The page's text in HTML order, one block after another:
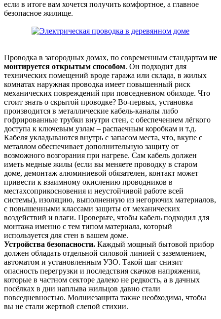
если в итоге вам хочется получить комфортное, а главное
безопасное жилище.
Проводка в загородных домах, по современным стандартам не
монтируется открытым способом. Он подходит для
технических помещений вроде гаража или склада, в жилых
комнатах наружная проводка имеет повышенный риск
механических повреждений при повседневном обиходе. Что
стоит знать о скрытой проводке? Во-первых, установка
производится в металлические кабель-каналы либо
гофрированные трубки внутри стен, с обеспечением лёгкого
доступа к ключевым узлам – распаечным коробкам и т.д.
Кабеля укладываются внутрь с запасом места, что, вкупе с
металлом обеспечивает дополнительную защиту от
возможного возгорания при нагреве. Сам кабель должен
иметь медные жилы (если вы меняете проводку в старом
доме, демонтаж алюминиевой обязателен, контакт может
привести к взаимному окислению проводников в
местахсоприкосновения и неустойчивой работе всей
системы), изоляцию, выполненную из негорючих материалов,
с повышенными классами защиты от механических
воздействий и влаги. Проверьте, чтобы кабель подходил для
монтажа именно с тем типом материала, который
используется для стен в вашем доме.
Устройства безопасности. Каждый мощный бытовой прибор
должен обладать отдельной силовой линией с заземлением,
автоматом и установленным УЗО. Такой шаг снизит
опасность перегрузки и последствия скачков напряжения,
которые в частном секторе далеко не редкость, а в дачных
посёлках в дни наплыва жильцов давно стали
повседневностью. Молниезащита также необходима, чтобы
вы не стали жертвой слепой стихии.